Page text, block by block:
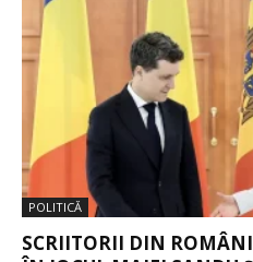
POLITICĂ
SCRIITORII DIN